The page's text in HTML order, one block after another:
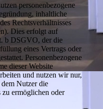
personenbezogene
inhaltliche
Rechtsverhältnisses
Dies erfolgt auf
b DSGVO, der die
eines Vertrags oder
Personenbezogene
dieser Website
und nutzen wir nur,
Nutzer die
zu ermöglichen oder